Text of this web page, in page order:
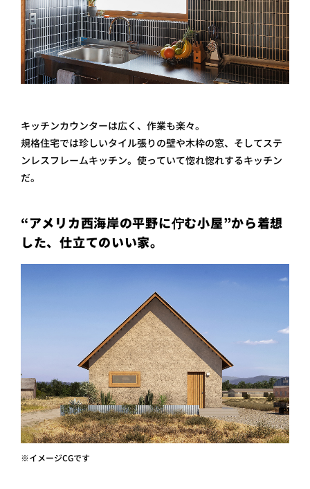
キッチンカウンターは広く、作業も楽々。
規格住宅では珍しいタイル張りの壁や木枠の窓、そしてステ
ンレスフレームキッチン。使っていて惚れ惚れするキッチン
だ。
“アメリカ西海岸の平野に佇む小屋”から着想
した、仕立てのいい家。
※イメージCGです